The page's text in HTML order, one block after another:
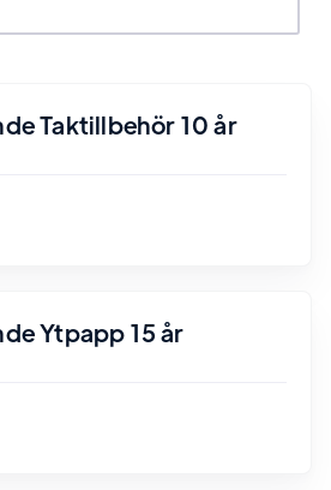
Taktillbehör 10 år
Ytpapp 15 år